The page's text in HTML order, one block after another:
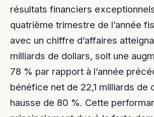
résultats financiers
quatrième trimestre de l’année
avec un chiffre d’affaires
milliards de dollars, soit une
78 % par rapport à l’année
bénéfice net de 22,1 milliards de
hausse de 80 %. Cette